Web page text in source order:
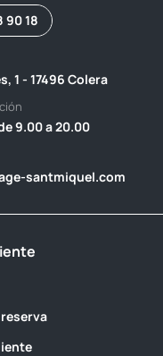
90 18
1 - 17496 Colera
9.00 a 20.00
santmiquel.com